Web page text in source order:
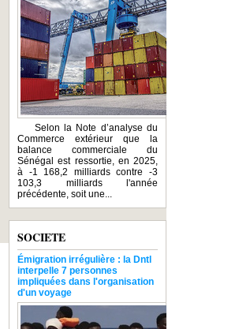
Selon la Note d’analyse du
Commerce extérieur que la
balance commerciale du
Sénégal est ressortie, en 2025,
à -1 168,2 milliards contre -3
103,3 milliards l'année
précédente, soit une...
SOCIETE
Émigration irrégulière : la Dntl
interpelle 7 personnes
impliquées dans l'organisation
d'un voyage